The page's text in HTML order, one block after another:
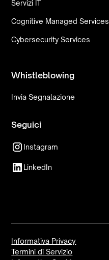
Servizi IT
Cognitive Managed Services
Cybersecurity Services
Whistleblowing
Invia Segnalazione
Seguici
Instagram
LinkedIn
Informativa Privacy
Termini di Servizio